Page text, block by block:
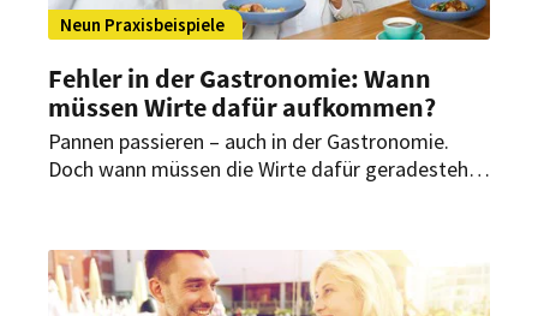
Neun Praxisbeispiele
Fehler in der Gastronomie: Wann
müssen Wirte dafür aufkommen?
Pannen passieren – auch in der Gastronomie.
Doch wann müssen die Wirte dafür geradestehen
Restaurantgäste überhaupt haben.